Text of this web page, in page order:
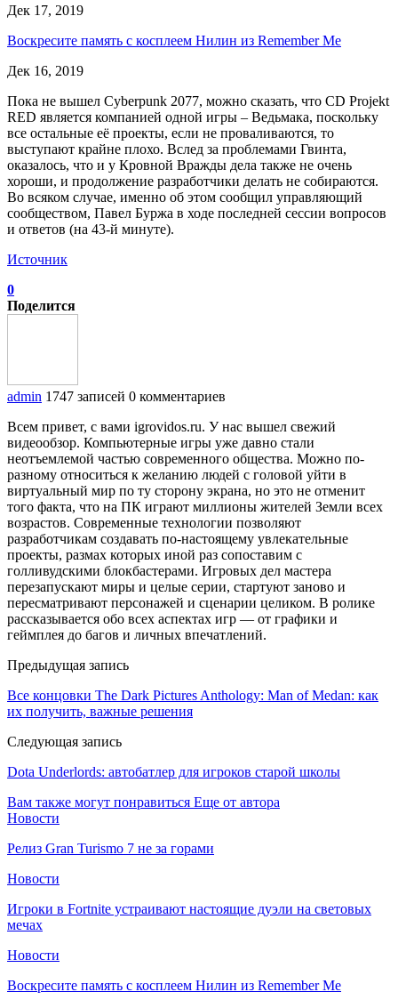
Дек 17, 2019
Воскресите память с косплеем Нилин из Remember Me
Дек 16, 2019
Пока не вышел Cyberpunk 2077, можно сказать, что CD Projekt
RED является компанией одной игры – Ведьмака, поскольку
все остальные её проекты, если не проваливаются, то
выступают крайне плохо. Вслед за проблемами Гвинта,
оказалось, что и у Кровной Вражды дела также не очень
хороши, и продолжение разработчики делать не собираются.
Во всяком случае, именно об этом сообщил управляющий
сообществом, Павел Буржа в ходе последней сессии вопросов
и ответов (на 43-й минуте).
Источник
0
Поделится
admin 1747 записей 0 комментариев
Всем привет, с вами igrovidos.ru. У нас вышел свежий
видеообзор. Компьютерные игры уже давно стали
неотъемлемой частью современного общества. Можно по-
разному относиться к желанию людей с головой уйти в
виртуальный мир по ту сторону экрана, но это не отменит
того факта, что на ПК играют миллионы жителей Земли всех
возрастов. Современные технологии позволяют
разработчикам создавать по-настоящему увлекательные
проекты, размах которых иной раз сопоставим с
голливудскими блокбастерами. Игровых дел мастера
перезапускают миры и целые серии, стартуют заново и
пересматривают персонажей и сценарии целиком. В ролике
рассказывается обо всех аспектах игр — от графики и
геймплея до багов и личных впечатлений.
Предыдущая запись
Все концовки The Dark Pictures Anthology: Man of Medan: как
их получить, важные решения
Следующая запись
Dota Underlords: автобатлер для игроков старой школы
Вам также могут понравиться Еще от автора
Новости
Релиз Gran Turismo 7 не за горами
Новости
Игроки в Fortnite устраивают настоящие дуэли на световых
мечах
Новости
Воскресите память с косплеем Нилин из Remember Me